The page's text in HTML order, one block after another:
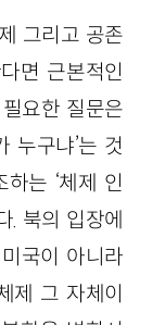
그리고 공존
면 근본적인
요한 질문은
누구냐’는 것
는 ‘체제 인
. 북의 입장에
국이 아니라
제 그 자체이